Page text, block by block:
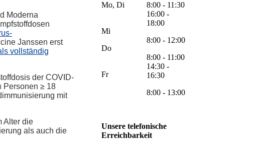
Moderna
Janssen erst
vollständig
der COVID-
Personen ≥ 18
mit
Alter die
als auch die
Mo, Di
Mi
Do
Fr
8:00 - 11:30
16:00 -
18:00
8:00 - 12:00
8:00 - 11:00
14:30 -
16:30
8:00 - 13:00
Unsere telefonische
Erreichbarkeit